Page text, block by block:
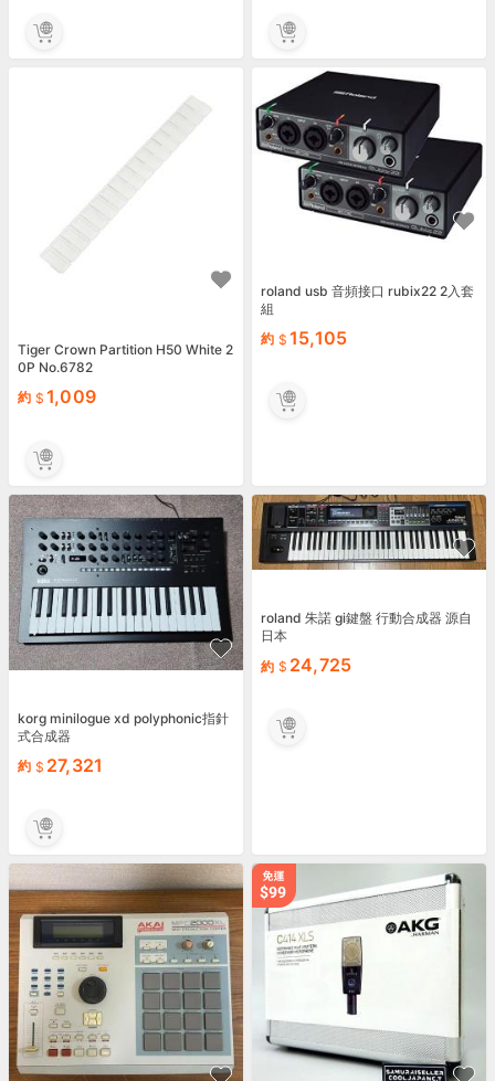
Tiger Crown Partition H50 White 2
0P No.6782
約
1,009
roland usb 音頻接口 rubix22 2入套
組
約
15,105
korg minilogue xd polyphonic指針
式合成器
約
27,321
roland 朱諾 gi鍵盤 行動合成器 源自
日本
約
24,725